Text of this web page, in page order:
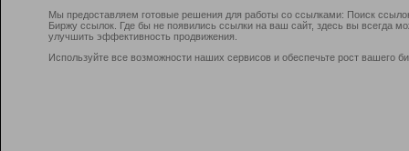
Мы предоставляем готовые решения для работы со ссылками: Поиск
Биржу ссылок. Где бы не появились ссылки на ваш сайт, здесь вы всегда
улучшить эффективность продвижения.
Используйте все возможности наших сервисов и обеспечьте рост вашего